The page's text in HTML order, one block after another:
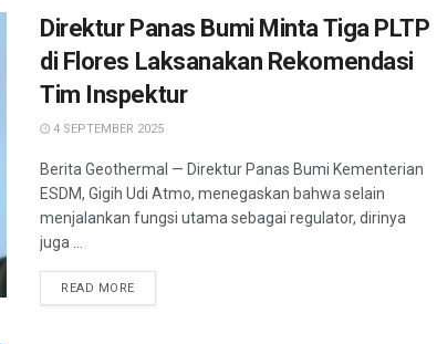
Direktur Panas Bumi Minta Tiga PLTP
di Flores Laksanakan Rekomendasi
Tim Inspektur
4 SEPTEMBER 2025
Berita Geothermal — Direktur Panas Bumi Kementerian
ESDM, Gigih Udi Atmo, menegaskan bahwa selain
menjalankan fungsi utama sebagai regulator, dirinya
juga ...
READ MORE